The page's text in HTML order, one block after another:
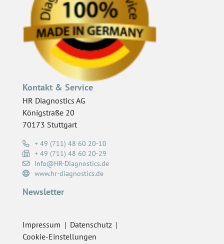
Kontakt & Service
HR Diagnostics AG
Königstraße 20
70173 Stuttgart
+ 49 (711) 48 60 20-10
+ 49 (711) 48 60 20-29
Info@HR-Diagnostics.de
www.hr-diagnostics.de
Newsletter
Impressum
Datenschutz
Cookie-Einstellungen